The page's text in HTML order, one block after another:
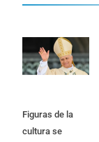
Figuras de la
cultura se